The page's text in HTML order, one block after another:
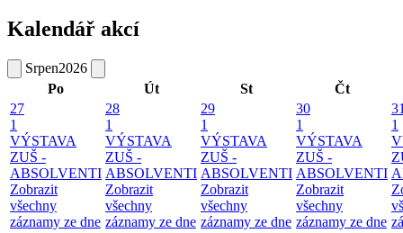
Kalendář akcí
Srpen2026
Po
Út St
Čt
27
1
VÝSTAVA
ZUŠ -
ABSOLVENTI
Zobrazit
všechny
záznamy ze dne
28
1
VÝSTAVA
ZUŠ -
ABSOLVENTI
Zobrazit
všechny
záznamy ze dne
29
1
VÝSTAVA
ZUŠ -
ABSOLVENTI
Zobrazit
všechny
záznamy ze dne
30
1
VÝSTAVA
ZUŠ -
ABSOLVENTI
Zobrazit
všechny
záznamy ze dne
1